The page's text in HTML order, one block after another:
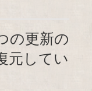
の更新の
元してい